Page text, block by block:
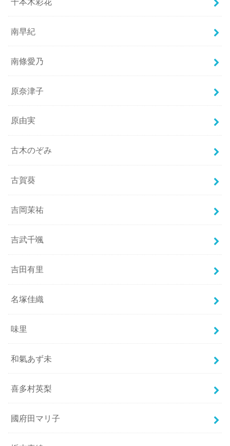
南早紀
南條愛乃
原奈津子
原由実
古木のぞみ
古賀葵
吉岡茉祐
吉武千颯
吉田有里
名塚佳織
味里
和氣あず未
喜多村英梨
國府田マリ子